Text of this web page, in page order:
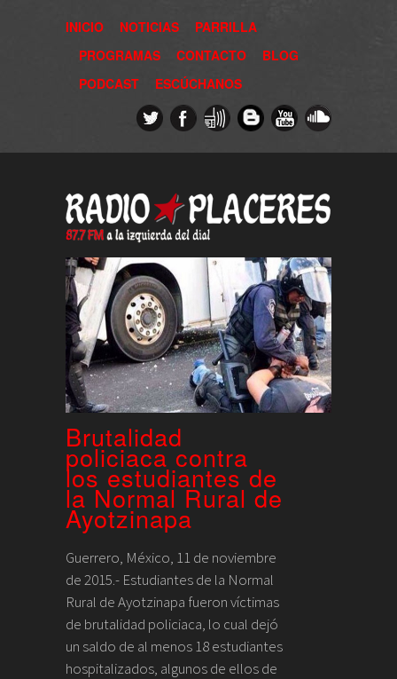
INICIO NOTICIAS
PARRILLA
PROGRAMAS
CONTACTO
BLOG
PODCAST
ESCÚCHANOS
Brutalidad
policiaca contra
los estudiantes de
la Normal Rural de
Ayotzinapa
Guerrero, México, 11 de noviembre
de 2015.- Estudiantes de la Normal
Rural de Ayotzinapa fueron víctimas
de brutalidad policiaca, lo cual dejó
un saldo de al menos 18 estudiantes
hospitalizados, algunos de ellos de